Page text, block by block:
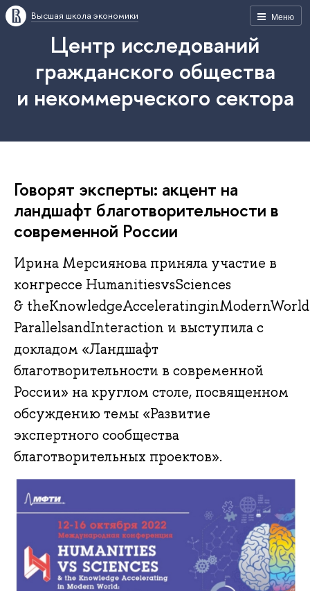
Меню
Высшая школа экономики
Центр исследований
гражданского общества
и некоммерческого сектора
Говорят эксперты: акцент на
ландшафт благотворительности в
современной России
Ирина Мерсиянова приняла участие в
конгрессе HumanitiesvsSciences
&
ParallelsandInteraction и выступила с
докладом «Ландшафт
благотворительности в современной
России» на круглом столе, посвященном
обсуждению темы «Развитие
экспертного сообщества
благотворительных проектов».